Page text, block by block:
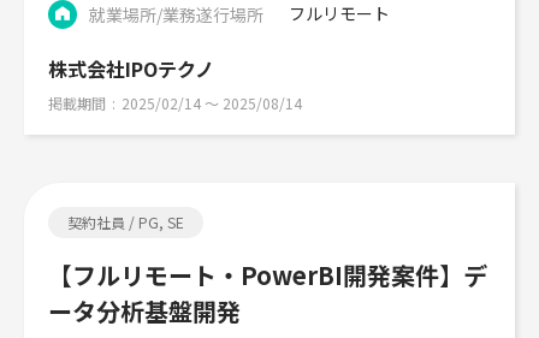
就業場所/業務遂行場所
フルリモート
株式会社IPOテクノ
掲載期間 2025/02/14 〜 2025/08/14
契約社員 / PG, SE
【フルリモート・PowerBI開発案件】デ
ータ分析基盤開発